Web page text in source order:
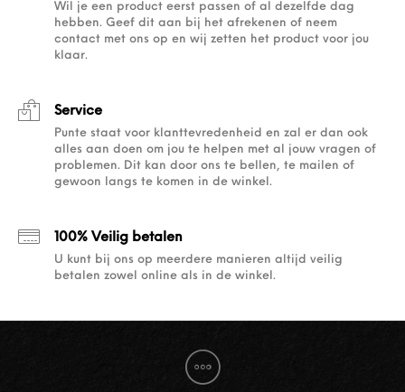
Wil je een product eerst passen of al dezelfde dag
hebben. Geef dit aan bij het afrekenen of neem
contact met ons op en wij zetten het product voor jou
klaar.
Service
Punte staat voor klanttevredenheid en zal er dan ook
alles aan doen om jou te helpen met al jouw vragen of
problemen. Dit kan door ons te bellen, te mailen of
gewoon langs te komen in de winkel.
100% Veilig betalen
U kunt bij ons op meerdere manieren altijd veilig
betalen zowel online als in de winkel.